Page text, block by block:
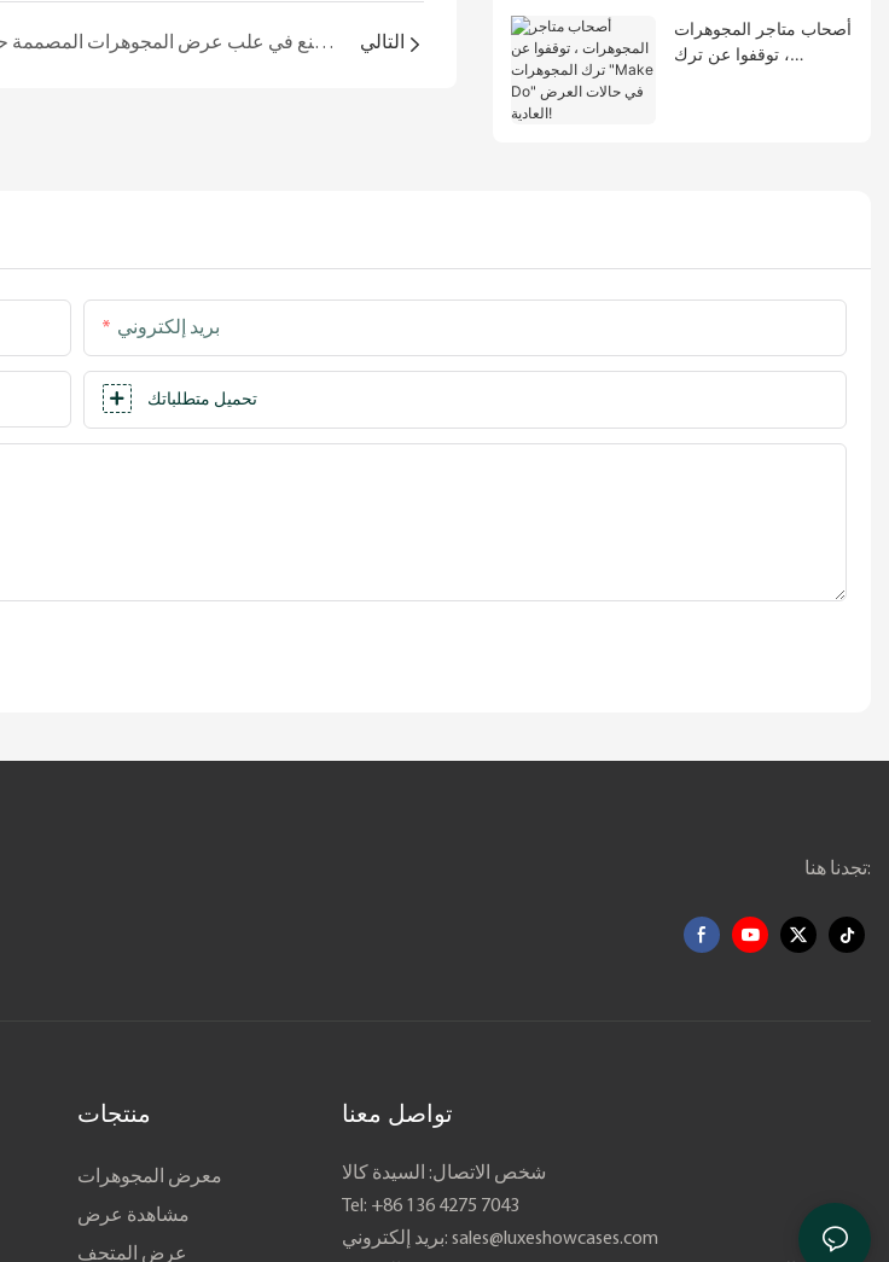
زيارة المصنع: مصنعنا يرحب بعملائنا من الإمارات العربية المتحدة لمشاهدة براعة الصنع في علب عرض المجوهرات المصممة حسب الطلب. التالي
أصحاب متاجر المجوهرات
، توقفوا عن ترك
بريد إلكتروني
تحميل متطلباتك
تجدنا هنا:
منتجات
معرض المجوهرات
مشاهدة عرض
عرض المتحف
تواصل معنا
شخص الاتصال: السيدة كالا
Tel: +86 136 4275 7043
بريد إلكتروني: sales@luxeshowcases.com